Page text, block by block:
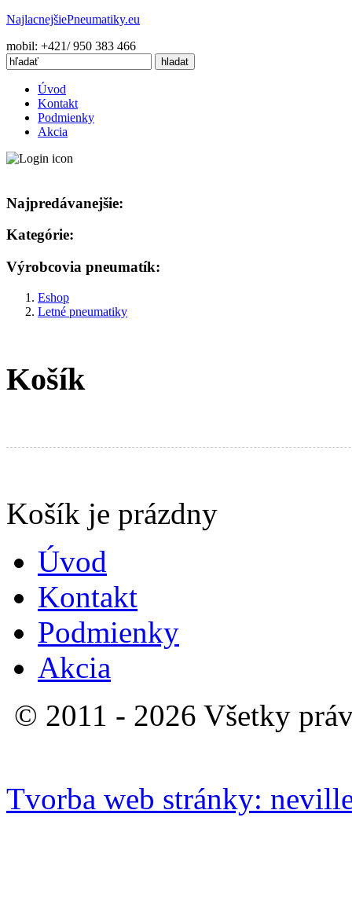
NajlacnejšiePneumatiky.eu
mobil: +421/ 950 383 466
Úvod
Kontakt
Podmienky
Akcia
Najpredávanejšie:
Kategórie:
Výrobcovia pneumatík:
Eshop
Letné pneumatiky
Košík
Košík je prázdny
Úvod
Kontakt
Podmienky
Akcia
© 2011 - 2026 Všetky
Tvorba web stránky: